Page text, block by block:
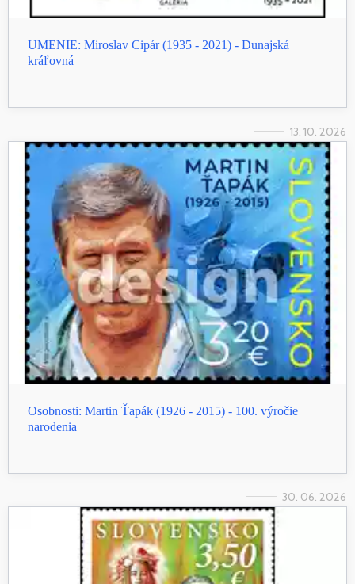
UMENIE: Miroslav Cipár (1935 - 2021) - Dunajská
kráľovná
13. 10. 2026
Osobnosti: Martin Ťapák (1926 - 2015) - 100. výročie
narodenia
30. 06. 2026